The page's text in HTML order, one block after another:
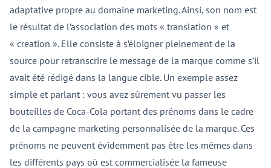
adaptative propre au domaine marketing. Ainsi, son nom est
le résultat de l’association des mots « translation » et
« creation ». Elle consiste à s’éloigner pleinement de la
source pour retranscrire le message de la marque comme s’il
avait été rédigé dans la langue cible. Un exemple assez
simple et parlant : vous avez sûrement vu passer les
bouteilles de Coca-Cola portant des prénoms dans le cadre
de la campagne marketing personnalisée de la marque. Ces
prénoms ne peuvent évidemment pas être les mêmes dans
les différents pays où est commercialisée la fameuse